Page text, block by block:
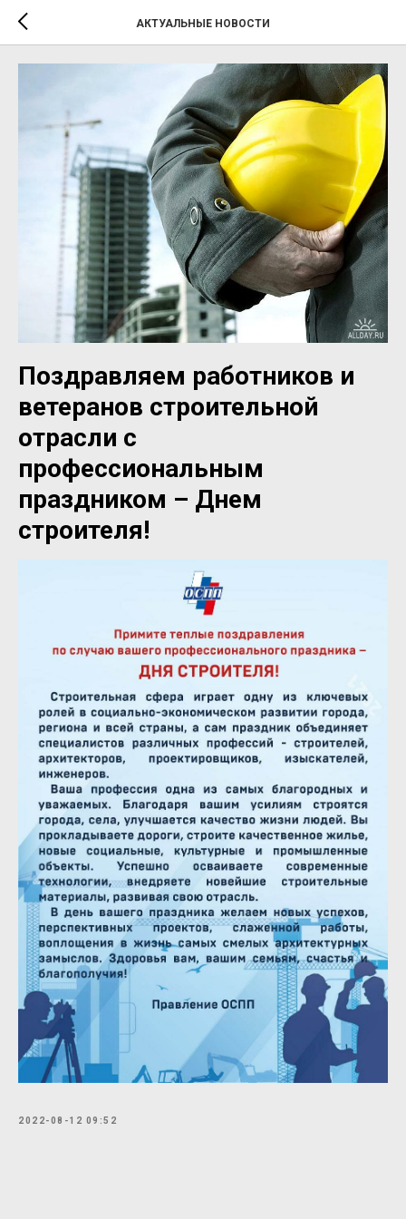
АКТУАЛЬНЫЕ НОВОСТИ
Поздравляем работников и
ветеранов строительной
отрасли с
профессиональным
праздником – Днем
строителя!
2022-08-12 09:52